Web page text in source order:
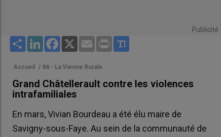
Publicité
Share LinkedInFacebook
X Email Print
Accueil / 86 - La Vienne Rurale
Grand Châtellerault contre les violences
intrafamiliales
En mars, Vivian Bourdeau a été élu maire de
Savigny-sous-Faye. Au sein de la communauté de